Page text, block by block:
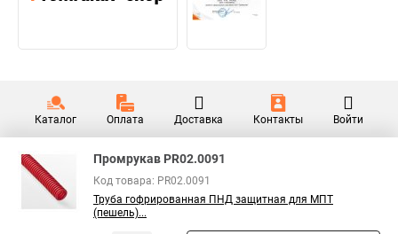
Каталог Оплата Доставка Контакты Войти
Промрукав PR02.0091
Код товара: PR02.0091
Труба гофрированная ПНД защитная для МПТ
(пешель)...